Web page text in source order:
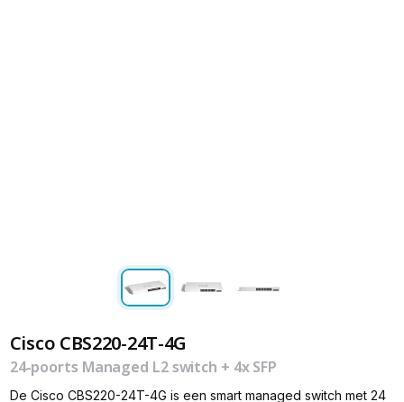
Cisco CBS220-24T-4G
24-poorts Managed L2 switch + 4x SFP
De Cisco CBS220-24T-4G is een smart managed switch met 24